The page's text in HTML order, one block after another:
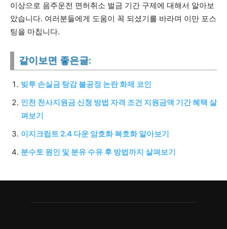
이상으로 음주운전 면허취소 벌금 기간 구제에 대해서 알아보
았습니다. 여러분들에게 도움이 꼭 되셨기를 바라며 이만 포스
팅을 마칩니다.
같이보면 좋은글:
빚투 손실금 탕감 불공정 논란 화제 코인
인천 천사지원금 신청 방법 자격 조건 지원금액 기간 혜택 살
펴보기
이지크립트 2.4 다운 암호화 복호화 알아보기
분수토 원인 및 분유 수유 후 방법까지 살펴보기